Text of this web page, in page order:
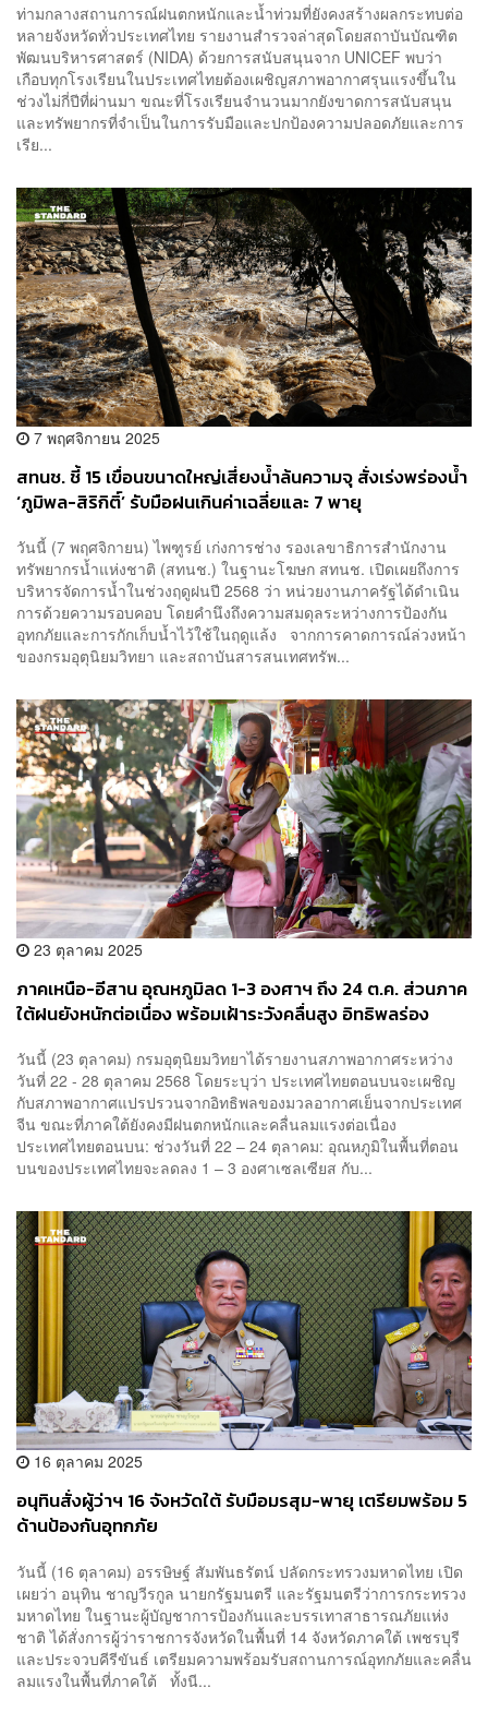
ท่ามกลางสถานการณ์ฝนตกหนักและน้ำท่วมที่ยังคงสร้างผลกระทบต่อ
หลายจังหวัดทั่วประเทศไทย รายงานสำรวจล่าสุดโดยสถาบันบัณฑิต
พัฒนบริหารศาสตร์ (NIDA) ด้วยการสนับสนุนจาก UNICEF พบว่า
เกือบทุกโรงเรียนในประเทศไทยต้องเผชิญสภาพอากาศรุนแรงขึ้นใน
ช่วงไม่กี่ปีที่ผ่านมา ขณะที่โรงเรียนจำนวนมากยังขาดการสนับสนุน
และทรัพยากรที่จำเป็นในการรับมือและปกป้องความปลอดภัยและการ
เรีย...
7 พฤศจิกายน 2025
สทนช. ชี้ 15 เขื่อนขนาดใหญ่เสี่ยงน้ำล้นความจุ สั่งเร่งพร่องน้ำ
‘ภูมิพล-สิริกิติ์’ รับมือฝนเกินค่าเฉลี่ยและ 7 พายุ
วันนี้ (7 พฤศจิกายน) ไพฑูรย์ เก่งการช่าง รองเลขาธิการสำนักงาน
ทรัพยากรน้ำแห่งชาติ (สทนช.) ในฐานะโฆษก สทนช. เปิดเผยถึงการ
บริหารจัดการน้ำในช่วงฤดูฝนปี 2568 ว่า หน่วยงานภาครัฐได้ดำเนิน
การด้วยความรอบคอบ โดยคำนึงถึงความสมดุลระหว่างการป้องกัน
อุทกภัยและการกักเก็บน้ำไว้ใช้ในฤดูแล้ง จากการคาดการณ์ล่วงหน้า
ของกรมอุตุนิยมวิทยา และสถาบันสารสนเทศทรัพ...
23 ตุลาคม 2025
ภาคเหนือ-อีสาน อุณหภูมิลด 1-3 องศาฯ ถึง 24 ต.ค. ส่วนภาค
ใต้ฝนยังหนักต่อเนื่อง พร้อมเฝ้าระวังคลื่นสูง อิทธิพลร่อง
วันนี้ (23 ตุลาคม) กรมอุตุนิยมวิทยาได้รายงานสภาพอากาศระหว่าง
วันที่ 22 - 28 ตุลาคม 2568 โดยระบุว่า ประเทศไทยตอนบนจะเผชิญ
กับสภาพอากาศแปรปรวนจากอิทธิพลของมวลอากาศเย็นจากประเทศ
จีน ขณะที่ภาคใต้ยังคงมีฝนตกหนักและคลื่นลมแรงต่อเนื่อง
ประเทศไทยตอนบน: ช่วงวันที่ 22 – 24 ตุลาคม: อุณหภูมิในพื้นที่ตอน
บนของประเทศไทยจะลดลง 1 – 3 องศาเซลเซียส กับ...
16 ตุลาคม 2025
อนุทินสั่งผู้ว่าฯ 16 จังหวัดใต้ รับมือมรสุม-พายุ เตรียมพร้อม 5
ด้านป้องกันอุทกภัย
วันนี้ (16 ตุลาคม) อรรษิษฐ์ สัมพันธรัตน์ ปลัดกระทรวงมหาดไทย เปิด
เผยว่า อนุทิน ชาญวีรกูล นายกรัฐมนตรี และรัฐมนตรีว่าการกระทรวง
มหาดไทย ในฐานะผู้บัญชาการป้องกันและบรรเทาสาธารณภัยแห่ง
ชาติ ได้สั่งการผู้ว่าราชการจังหวัดในพื้นที่ 14 จังหวัดภาคใต้ เพชรบุรี
และประจวบคีรีขันธ์ เตรียมความพร้อมรับสถานการณ์อุทกภัยและคลื่น
ลมแรงในพื้นที่ภาคใต้ ทั้งนี...